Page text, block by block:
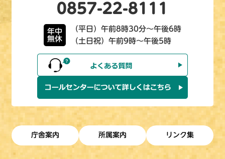
0857-22-8111
年中
無休
（平日）午前8時30分～午後6時
（土日祝）午前9時～午後5時
庁舎案内 所属案内 リンク集